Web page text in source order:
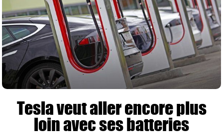
Tesla veut aller encore plus
loin avec ses batteries